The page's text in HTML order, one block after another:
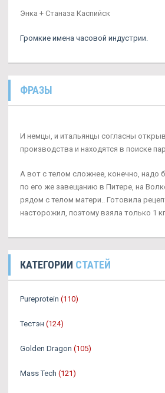
Энка + Станаза Каспийск
Громкие имена часовой индустрии.
ФРАЗЫ
И немцы, и итальянцы согласны
производства и находятся в поиске
А вот с телом сложнее, конечно, надо
по его же завещанию в Питере, на
рядом с телом матери.. Готовила
насторожил, поэтому взяла только 1
КАТЕГОРИИ СТАТЕЙ
Pureprotein (110)
Тестэн (124)
Golden Dragon (105)
Mass Tech (121)